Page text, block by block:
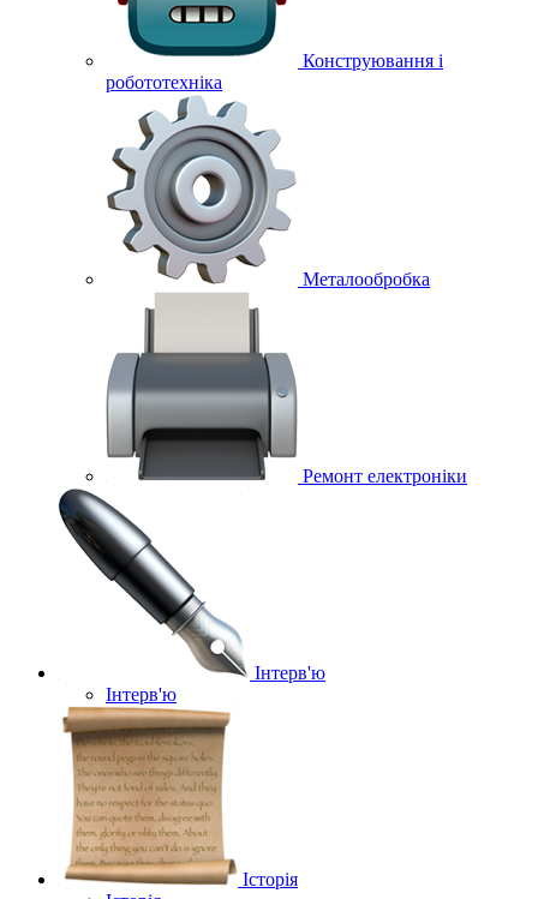
Конструювання і
робототехніка
Металообробка
Ремонт електроніки
Інтерв'ю
Інтерв'ю
Історія